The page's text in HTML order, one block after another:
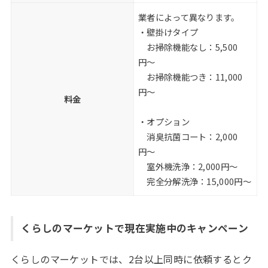
料金
業者によって異なります。
・壁掛けタイプ
お掃除機能なし：5,500
円〜
お掃除機能つき：11,000
円〜
・オプション
消臭抗菌コート：2,000
円〜
室外機洗浄：2,000円〜
完全分解洗浄：15,000円〜
くらしのマーケットで現在実施中のキャンペーン
くらしのマーケットでは、2台以上同時に依頼するとク